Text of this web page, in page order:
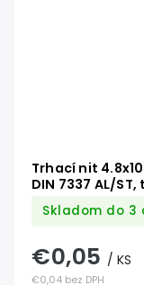
Trhací nit
DIN 7337 AL/
antracit
Skladom do 3
€0,04 bez DPH
€0,05 / KS